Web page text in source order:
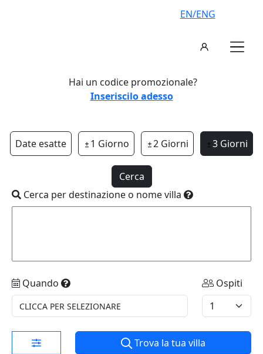
EN/ENG
Hai un codice promozionale?
Inseriscilo adesso
Date esatte 1 Giorno 2 Giorni 3 Giorni
Cerca
Cerca per destinazione o nome villa
Quando
CLICCA PER SELEZIONARE
Ospiti
Trova la tua villa